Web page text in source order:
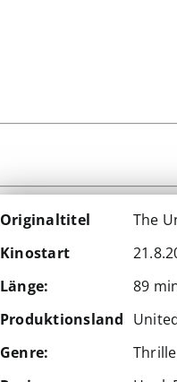
Originaltitel
The
Kinostart
Länge:
89
Produktionsland
Genre: